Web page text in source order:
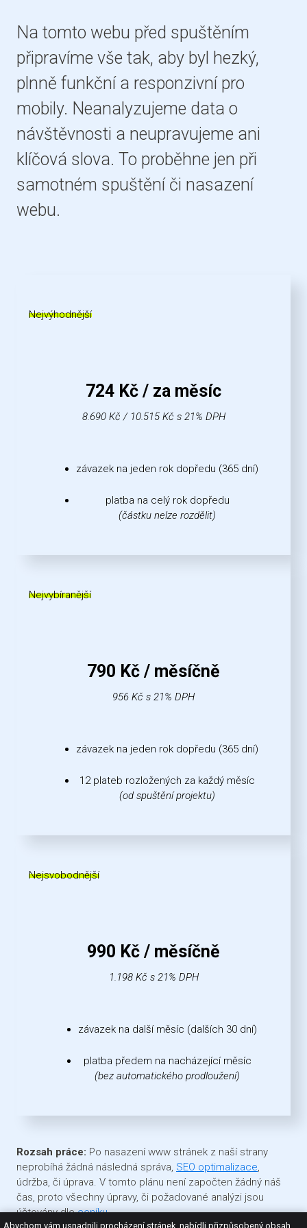
Na tomto webu před spuštěním
připravíme vše tak, aby byl hezký,
plnně funkční a responzivní pro
mobily. Neanalyzujeme data o
návštěvnosti a neupravujeme ani
klíčová slova. To proběhne jen při
samotném spuštění či nasazení
webu.
Nejvýhodnější
724 Kč / za měsíc
8.690 Kč / 10.515 Kč s 21% DPH
závazek na jeden rok dopředu (365 dní)
platba na celý rok dopředu
(částku nelze rozdělit)
Nejvybíranější
790 Kč / měsíčně
956 Kč s 21% DPH
závazek na jeden rok dopředu (365 dní)
12 plateb rozložených za každý měsíc
(od spuštění projektu)
Nejsvobodnější
990 Kč / měsíčně
1.198 Kč s 21% DPH
závazek na další měsíc (dalších 30 dní)
platba předem na nacházející měsíc
(bez automatického prodloužení)
Rozsah práce: Po nasazení www stránek z naší strany
neprobíhá žádná následná správa, SEO optimalizace,
údržba, či úprava. V tomto plánu není započten žádný náš
čas, proto všechny úpravy, či požadované analýzi jsou
účtovány dleceníku.
Abychom vám usnadnili procházení stránek, nabídli přizpůsobený obsah